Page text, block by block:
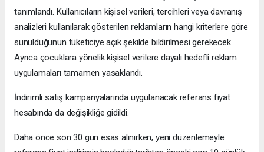
tanımlandı. Kullanıcıların kişisel verileri, tercihleri veya davranış
analizleri kullanılarak gösterilen reklamların hangi kriterlere göre
sunulduğunun tüketiciye açık şekilde bildirilmesi gerekecek.
Ayrıca çocuklara yönelik kişisel verilere dayalı hedefli reklam
uygulamaları tamamen yasaklandı.
İndirimli satış kampanyalarında uygulanacak referans fiyat
hesabında da değişikliğe gidildi.
Daha önce son 30 gün esas alınırken, yeni düzenlemeyle